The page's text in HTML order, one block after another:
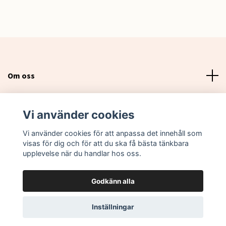
Om oss
Sociala medier
© 2026 Lovebox Sweden
Vi använder cookies
Vi använder cookies för att anpassa det innehåll som
visas för dig och för att du ska få bästa tänkbara
upplevelse när du handlar hos oss.
Godkänn alla
Inställningar